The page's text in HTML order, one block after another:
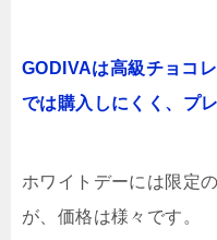
GODIVAは高級チョコ
では購入しにくく、プ
ホワイトデーには限定
が、価格は様々です。